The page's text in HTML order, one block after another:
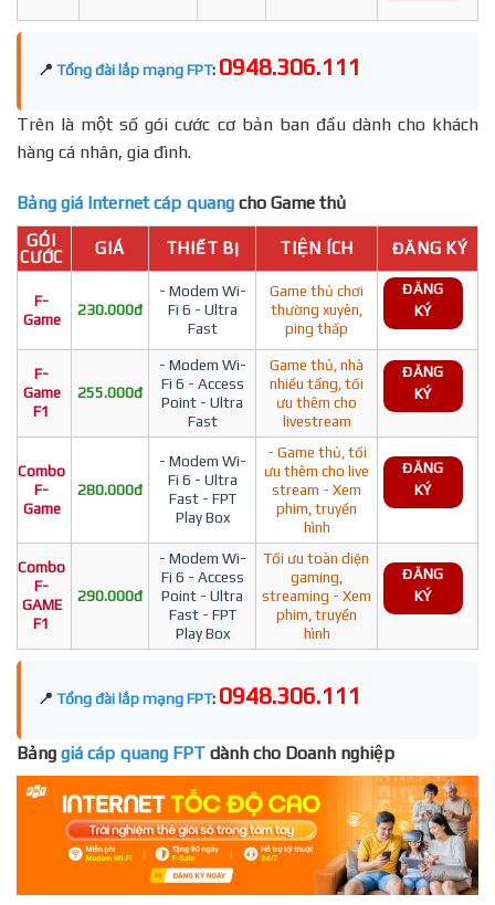
📍 Tổng đài lắp mạng FPT: 0948.306.111
Trên là một số gói cước cơ bản ban đầu dành cho khách
hàng cá nhân, gia đình.
Bảng giá Internet cáp quang cho Game thủ
GÓI
CƯỚC
GIÁ THIẾT BỊ TIỆN ÍCH ĐĂNG KÝ
F-
Game
230.000đ
- Modem Wi-
Fi 6 - Ultra
Fast
Game thủ chơi
thường xuyên,
ping thấp
ĐĂNG
KÝ
F-
Game
F1
255.000đ
- Modem Wi-
Fi 6 - Access
Point - Ultra
Fast
Game thủ, nhà
nhiều tầng, tối
ưu thêm cho
livestream
ĐĂNG
KÝ
Combo
F-
Game
280.000đ
- Modem Wi-
Fi 6 - Ultra
Fast - FPT
Play Box
- Game thủ, tối
ưu thêm cho live
stream - Xem
phim, truyền
hình
ĐĂNG
KÝ
Combo
F-
GAME
F1
290.000đ
- Modem Wi-
Fi 6 - Access
Point - Ultra
Fast - FPT
Play Box
Tối ưu toàn diện
gaming,
streaming - Xem
phim, truyền
hình
ĐĂNG
KÝ
📍 Tổng đài lắp mạng FPT: 0948.306.111
Bảng giá cáp quang FPT dành cho Doanh nghiệp